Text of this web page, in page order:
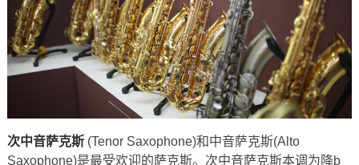
次中音萨克斯 (Tenor Saxophone)和中音萨克斯(Alto
Saxophone)是最受欢迎的萨克斯。次中音萨克斯本调为降b